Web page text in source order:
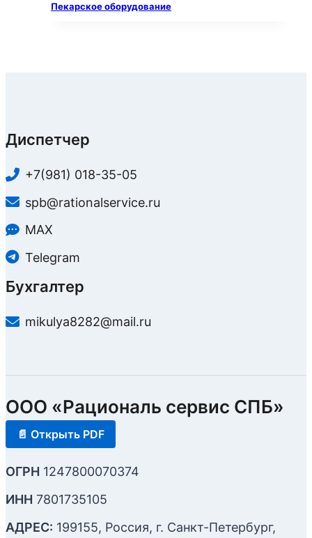
Пекарское оборудование
Диспетчер
+7(981) 018-35-05
spb@rationalservice.ru
MAX
Telegram
Бухгалтер
mikulya8282@mail.ru
ООО «Рациональ сервис СПБ»
📄 Открыть PDF
ОГРН 1247800070374
ИНН 7801735105
АДРЕС: 199155, Россия, г. Санкт-Петербург,